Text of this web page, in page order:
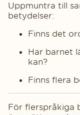
Uppmuntra till
betydelser:
Finns det
Har barnet
kan?
Finns flera
För flerspråkiga